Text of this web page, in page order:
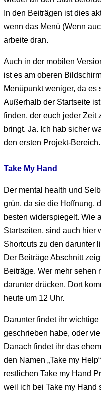
In den Beiträgen ist dies
wenn das Menü (Wenn
arbeite dran.
Auch in der mobilen
ist es am oberen
Menüpunkt weniger, da es
Außerhalb der Startseite
finden, der euch jeder Zeit
bringt. Ja. Ich hab sicher
den ersten Projekt-Bereich.
Take My Hand
Der mental health und
grün, da sie die Hoffnung,
besten widerspiegelt. Wie
Startseiten, sind auch hier
Shortcuts zu den darunter
Der Beiträge Abschnitt
Beiträge. Wer mehr sehen
darunter drücken. Dort
heute um 12 Uhr.
Darunter findet ihr wichtige
geschrieben habe, oder
Danach findet ihr das
den Namen „Take my
restlichen Take my Hand
weil ich bei Take my Hand